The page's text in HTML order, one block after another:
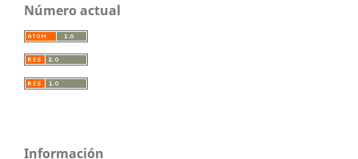
Número actual
Información